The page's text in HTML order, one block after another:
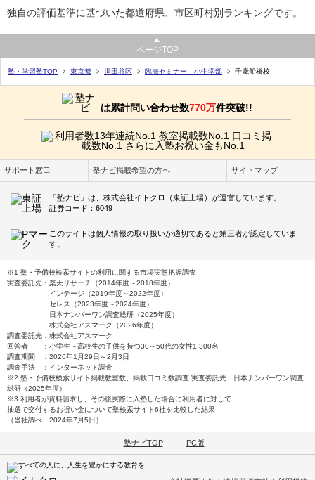
独自の評価基準に基づいた都道府県、市区町村別ランキングです。
ページTOP
塾・学習塾TOP 東京都 世田谷区 臨海セミナー 小中学部 千歳船橋校
は累計問い合わせ数770万件突破!!
サポート窓口 塾ナビ掲載希望の方へ サイトマップ
「塾ナビ」は、株式会社イトクロ（東証上場）が運営しています。
証券コード：6049
このサイトは個人情報の取り扱いが適切であると第三者が認定していま
す。
※1 塾・予備校検索サイトの利用に関する市場実態把握調査
実査委託先：楽天リサーチ（2014年度～2018年度）
インテージ（2019年度～2022年度）
セレス（2023年度～2024年度）
日本ナンバーワン調査総研（2025年度）
株式会社アスマーク（2026年度）
調査委託先：株式会社アスマーク
回答者 ：小学生～高校生の子供を持つ30～50代の女性1,300名
調査期間 ：2026年1月29日～2月3日
調査手法 ：インターネット調査
※2 塾・予備校検索サイト掲載教室数、掲載口コミ数調査 実査委託先：日本ナンバーワン調査
総研（2025年度）
※3 利用者が資料請求し、その後実際に入塾した場合に利用者に対して
抽選で交付するお祝い金について塾検索サイト6社を比較した結果
（当社調べ 2024年7月5日）
塾ナビTOP｜ PC版